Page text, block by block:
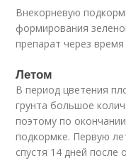
Внекорневую
формирования
препарат через
Летом
В период цветения
грунта большое
поэтому по
подкормке. Первую
спустя 14 дней после